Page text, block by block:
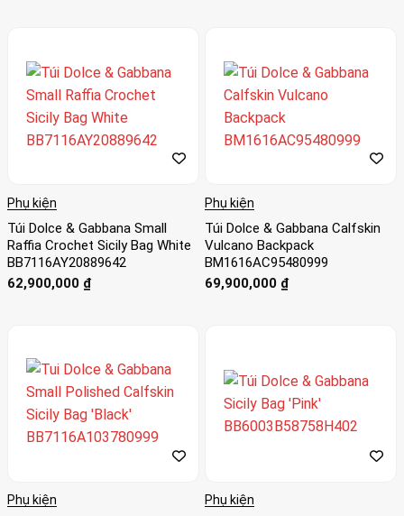
Phụ kiện
Túi Dolce & Gabbana Small
Raffia Crochet Sicily Bag White
BB7116AY20889642
62,900,000 ₫
Phụ kiện
Túi Dolce & Gabbana Calfskin
Vulcano Backpack
BM1616AC95480999
69,900,000 ₫
Phụ kiện Phụ kiện